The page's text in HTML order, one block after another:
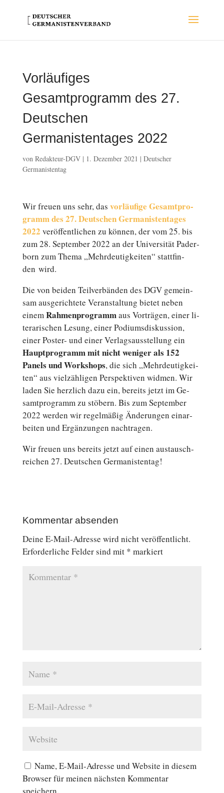
Vorläufiges
Gesamtprogramm des 27.
Deutschen
Germanistentages 2022
von Redakteur-DGV| 1. Dezember 2021 | Deutscher
Germanistentag
Wir freuen uns sehr, das vor­läu­fi­ge Ge­samt­pro­
gramm des 27. Deutschen Ger­ma­nis­ten­ta­ges
2022 ver­öf­fent­li­chen zu können, der vom 25. bis
zum 28. Sep­tem­ber 2022 an der Uni­ver­si­tät Pader­
born zum Thema „Mehr­deu­tig­kei­ten“ statt­fin­
den wird.
Die von beiden Teil­ver­bän­den des DGV ge­mein­
sam aus­ge­rich­te­te Ver­an­stal­tung bietet neben
einemRah­men­pro­grammaus Vor­trä­gen, einer li­
te­ra­ri­schen Lesung, einer Po­di­ums­dis­kus­si­on,
einer Poster- und einer Ver­lags­aus­stel­lung ein
Haupt­pro­gramm mit nicht weniger als 152
Panels und Work­shops, die sich „Mehr­deu­tig­kei­
ten“ aus viel­zäh­li­gen Per­spek­ti­ven widmen. Wir
laden Sie herz­lich dazu ein, bereits jetzt im Ge­
samt­pro­gramm zu stöbern. Bis zum Sep­tem­ber
2022 werden wir re­gel­mä­ßig Än­de­run­gen ein­ar­
bei­ten und Er­gän­zun­gen nachtragen.
Wir freuen uns bereits jetzt auf einen aus­tausch­
rei­chen 27. Deutschen Germanistentag!
Kommentar absenden
Deine E-Mail-Adresse wird nicht veröffentlicht.
Erforderliche Felder sind mit * markiert
Name, E-Mail-Adresse und Website in diesem
Browser für meinen nächsten Kommentar